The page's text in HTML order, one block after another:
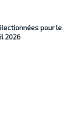
pour le
2026